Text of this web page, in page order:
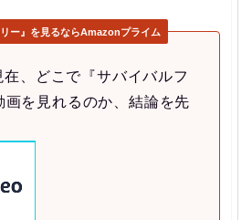
ー』を見るならAmazonプライム
、どこで『サバイバルフ
画を見れるのか、結論を先